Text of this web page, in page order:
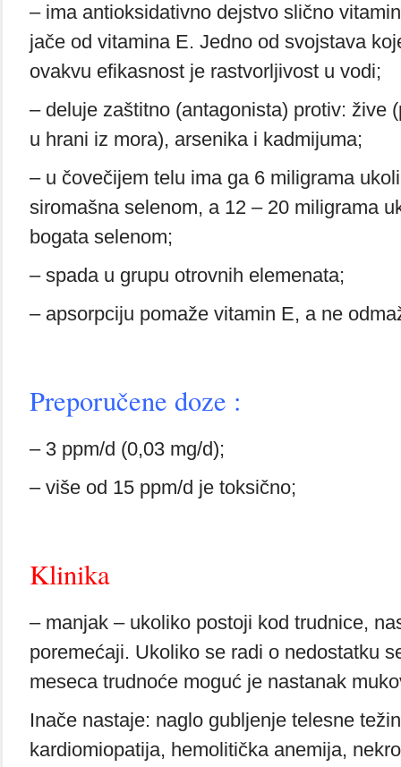
– ima antioksidativno dejstvo slično
jače od vitamina E. Jedno od svojstava
ovakvu efikasnost je rastvorljivost u vodi;
– deluje zaštitno (antagonista) protiv: žive
u hrani iz mora), arsenika i kadmijuma;
– u čovečijem telu ima ga 6 miligrama
siromašna selenom, a 12 – 20 miligrama
bogata selenom;
– spada u grupu otrovnih elemenata;
– apsorpciju pomaže vitamin E, a ne
Preporučene doze :
– 3 ppm/d (0,03 mg/d);
– više od 15 ppm/d je toksično;
Klinika
– manjak – ukoliko postoji kod trudnice,
poremećaji. Ukoliko se radi o nedostatku
meseca trudnoće moguć je nastanak
Inače nastaje: naglo gubljenje telesne
kardiomiopatija, hemolitička anemija,